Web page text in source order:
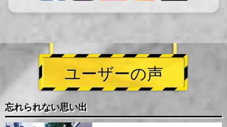
ユーザーの声
忘れられない思い出